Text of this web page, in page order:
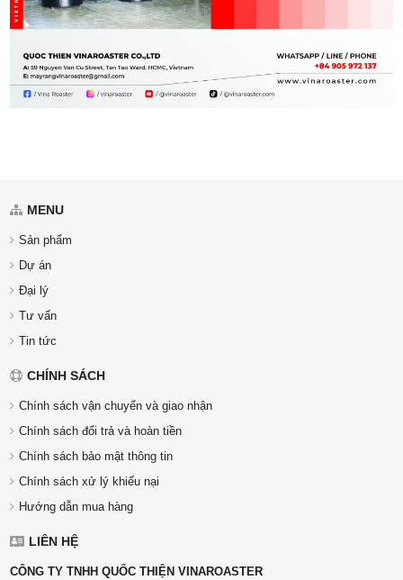
MENU
Sản phẩm
Dự án
Đại lý
Tư vấn
Tin tức
CHÍNH SÁCH
Chính sách vận chuyển và giao nhận
Chính sách đổi trả và hoàn tiền
Chính sách bảo mật thông tin
Chính sách xử lý khiếu nại
Hướng dẫn mua hàng
LIÊN HỆ
CÔNG TY TNHH QUỐC THIỆN VINAROASTER